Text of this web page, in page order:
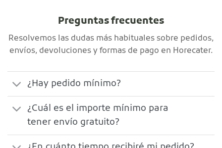
Preguntas frecuentes
Resolvemos las dudas más habituales sobre pedidos,
envíos, devoluciones y formas de pago en Horecater.
¿Hay pedido mínimo?
¿Cuál es el importe mínimo para
tener envío gratuito?